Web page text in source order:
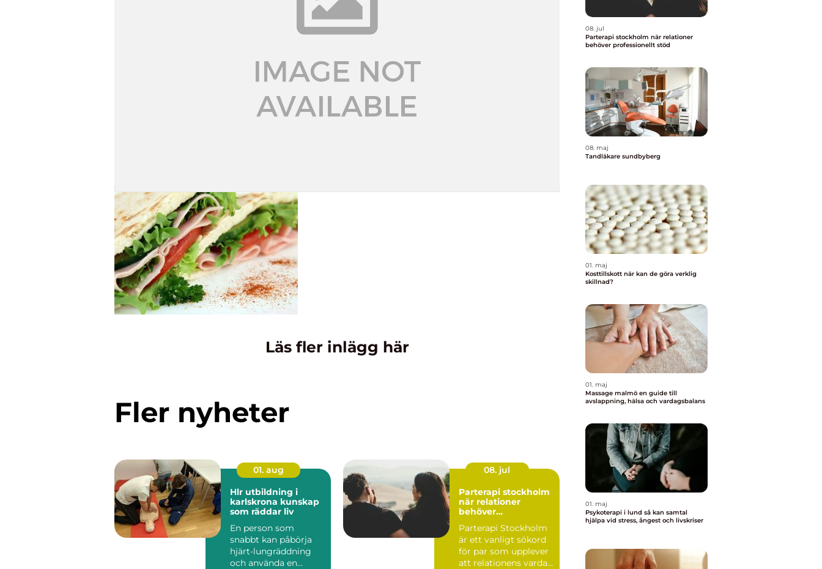
Läs fler inlägg här
Fler nyheter
01. aug
Hlr utbildning i
karlskrona kunskap
som räddar liv
En person som
snabbt kan påbörja
hjärt-lungräddning
och använda en
08. jul
Parterapi stockholm
när relationer
behöver
Parterapi Stockholm
är ett vanligt sökord
för par som upplever
att relationens vardag
08. jul
Parterapi stockholm när relationer
behöver professionellt stöd
08. maj
Tandläkare sundbyberg
01. maj
Kosttillskott när kan de göra verklig
skillnad?
01. maj
Massage malmö en guide till
avslappning, hälsa och vardagsbalans
01. maj
Psykoterapi i lund så kan samtal
hjälpa vid stress, ångest och livskriser